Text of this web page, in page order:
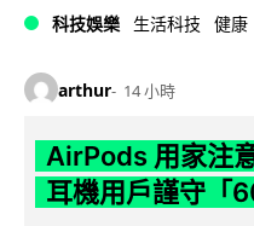
科技娛樂 生活科技 健康
arthur 14 小時
AirPods 用家注
耳機用戶謹守「